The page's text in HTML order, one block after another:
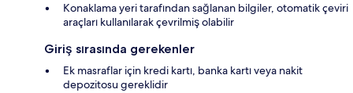
Konaklama yeri tarafından sağlanan bilgiler, otomatik çeviri
araçları kullanılarak çevrilmiş olabilir
Giriş sırasında gerekenler
Ek masraflar için kredi kartı, banka kartı veya nakit
depozitosu gereklidir